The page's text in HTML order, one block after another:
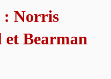
: Norris
et Bearman